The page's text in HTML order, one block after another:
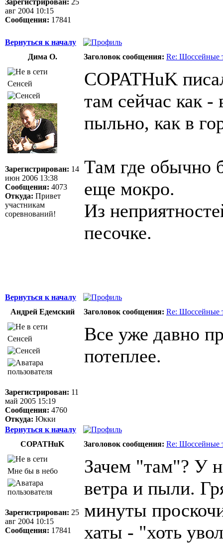
авг 2004 10:15
Сообщения: 17841
Вернуться к началу
Дима О.
Заголовок сообщения: Re: Шоссейные
Сенсей
Зарегистрирован: 14
июн 2006 13:38
Сообщения: 4073
Откуда: Привет
участникам
соревнований!
COPATHuK
там сейчас как -
пыльно, как в
Там где обычно
еще мокро.
Из
песочке.
Вернуться к началу
Андрей Едемский
Заголовок сообщения: Re: Шоссейные
Сенсей
Зарегистрирован: 11
май 2005 15:19
Сообщения: 4760
Откуда: Юкки
Все уже давно
потеплее.
Вернуться к началу
COPATHuK
Заголовок сообщения: Re: Шоссейные
Мне бы в небо
Зарегистрирован: 25
авг 2004 10:15
Сообщения: 17841
Зачем "там"? У
ветра и пыли.
минуты
хаты - "хоть